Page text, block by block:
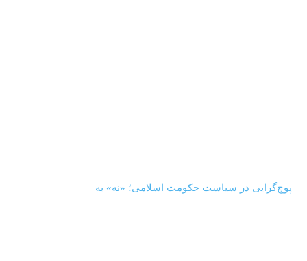
‏‏‏ ‏‏ ‏ پوچ‌گرایی در سیاست حکومت اسلامی؛ «نه» به